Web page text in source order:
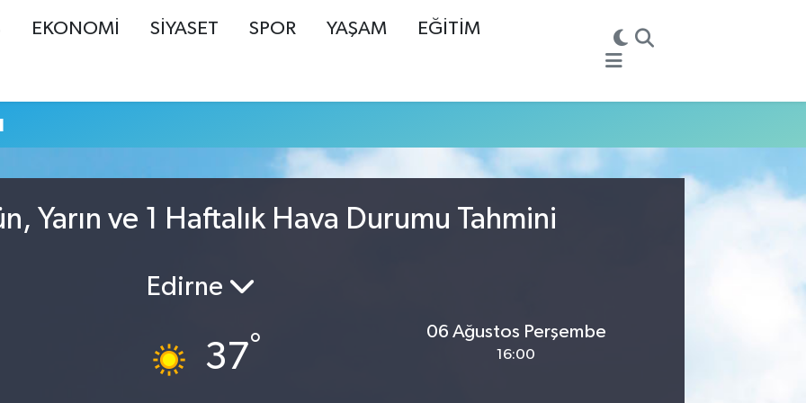
EKONOMİ SİYASET SPOR YAŞAM EĞİTİM
Yarın ve 1 Haftalık Hava Durumu Tahmini
Edirne
37°
06 Ağustos Perşembe
16:00